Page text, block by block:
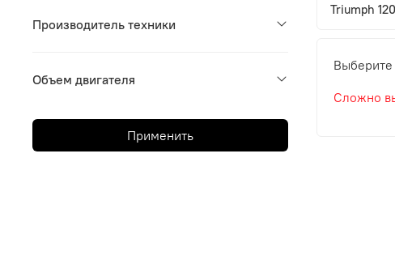
Triumph
Сложно
Производитель техники
Объем двигателя
Применить